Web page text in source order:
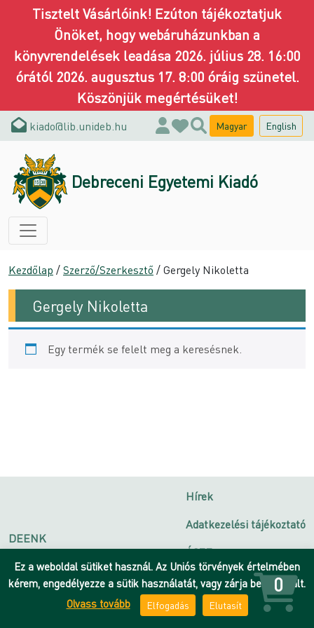
Tisztelt Vásárlóink! Ezúton tájékoztatjuk
Önöket, hogy webáruházunkban a
könyvrendelések leadása 2026. július 28. 16:00
órától 2026. augusztus 17. 8:00 óráig szünetel.
Köszönjük megértésüket!
kiado@lib.unideb.hu Magyar English
Debreceni Egyetemi Kiadó
Kezdőlap /Szerző/Szerkesztő / Gergely Nikoletta
Gergely Nikoletta
Egy termék se felelt meg a keresésnek.
DEENK
Debreceni Egyetem
Hírek
Adatkezelési tájékoztató
ÁSZF
Impresszum
Kapcsolat
Ez a weboldal sütiket használ. Az Uniós törvények értelmében
kérem, engedélyezze a sütik használatát, vagy zárja be az oldalt.
Olvass tovább
Elfogadás Elutasít
0